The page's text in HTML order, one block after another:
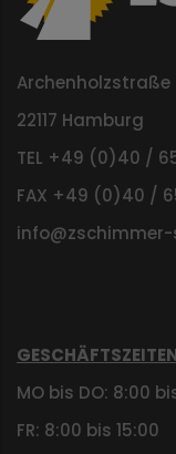
Archenholzstraße
22117 Hamburg
TEL +49 (0)40 /
FAX +49 (0)40 /
MO bis DO: 8:00
FR: 8:00 bis 15:00